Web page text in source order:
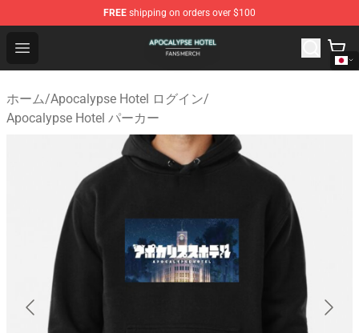
FREE shipping on orders over $100
Open menu
Apocalypse Hotel Shop - Official Apocalypse Hotel
ホーム/Apocalypse Hotel ログイン/
Apocalypse Hotel パーカー